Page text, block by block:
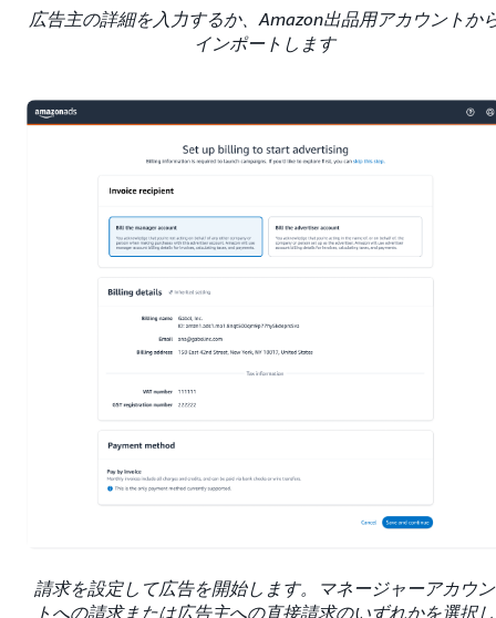
広告主の詳細を入力するか、Amazon出品用アカウントか
インポートします
請求を設定して広告を開始します。マネージャーアカウン
トへの請求または広告主への直接請求のいずれかを選択し